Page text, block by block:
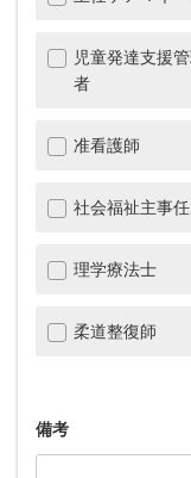
児童発達支援
者
准看護師
社会福祉主事
理学療法士
柔道整復師
備考